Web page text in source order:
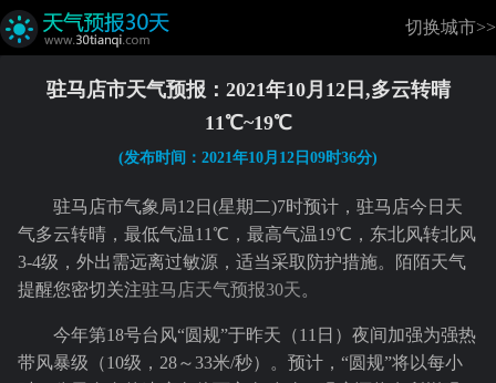
切换城市>>
驻马店市天气预报：2021年10月12日,多云转晴
11℃~19℃
(发布时间：2021年10月12日09时36分)
驻马店市气象局12日(星期二)7时预计，驻马店今日天
气多云转晴，最低气温11℃，最高气温19℃，东北风转北风
3-4级，外出需远离过敏源，适当采取防护措施。陌陌天气
提醒您密切关注驻马店天气预报30天。
今年第18号台风“圆规”于昨天（11日）夜间加强为强热
带风暴级（10级，28～33米/秒）。预计，“圆规”将以每小